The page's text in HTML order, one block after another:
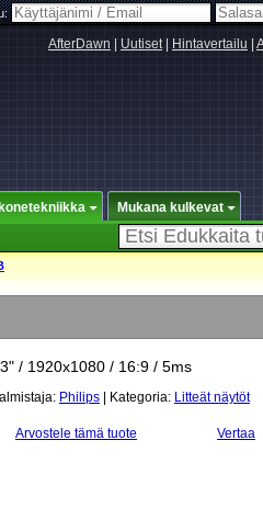
AfterDawn Uutiset| Hintavertailu
Mukana kulkevat
/ 1920x1080 / 16:9 / 5ms
Philips | Kategoria: Litteät näytöt
Arvostele tämä tuote Vertaa